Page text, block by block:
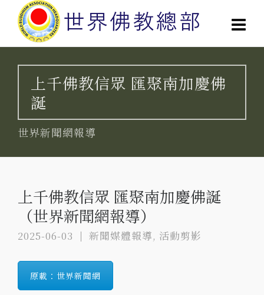
上千佛教信眾 匯聚南加慶佛
誕
世界新聞網報導
上千佛教信眾 匯聚南加慶佛誕
（世界新聞網報導）
2025-06-03 新聞媒體報導, 活動剪影
原載：世界新聞網